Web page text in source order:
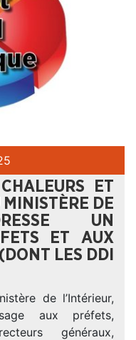
ET
DE
UN
ET AUX
LES DDI
de l’Intérieur,
aux préfets,
généraux,